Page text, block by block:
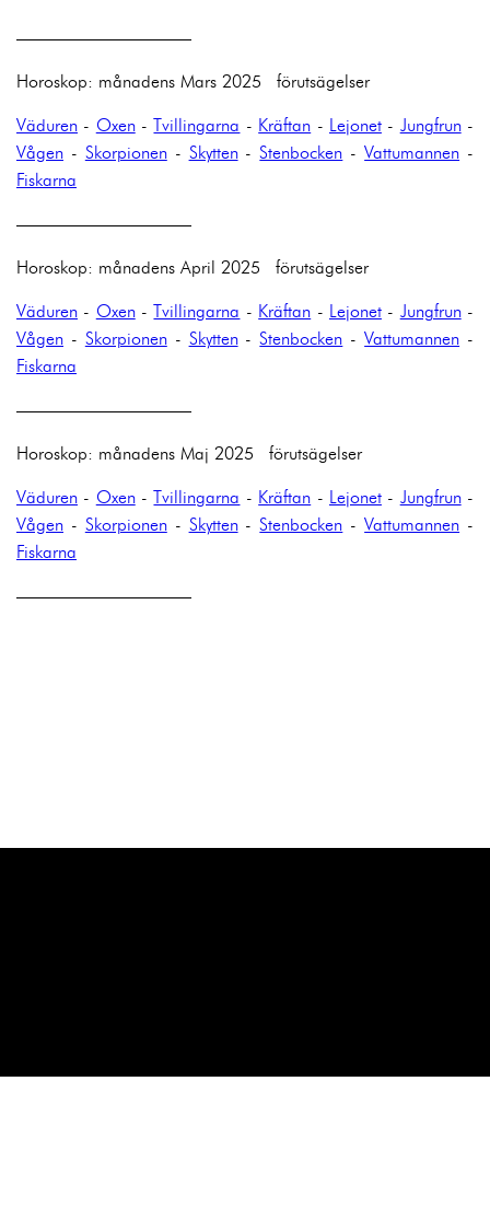
——————————
Horoskop: månadens Mars 2025 förutsägelser
Väduren - Oxen-Tvillingarna - Kräftan - Lejonet- Jungfrun-
Vågen - Skorpionen- Skytten-Stenbocken -Vattumannen -
Fiskarna
——————————
Horoskop: månadens April 2025 förutsägelser
Väduren - Oxen-Tvillingarna - Kräftan - Lejonet- Jungfrun-
Vågen - Skorpionen- Skytten-Stenbocken -Vattumannen -
Fiskarna
——————————
Horoskop: månadens Maj 2025 förutsägelser
Väduren - Oxen-Tvillingarna - Kräftan - Lejonet- Jungfrun-
Vågen - Skorpionen- Skytten-Stenbocken -Vattumannen -
Fiskarna
——————————